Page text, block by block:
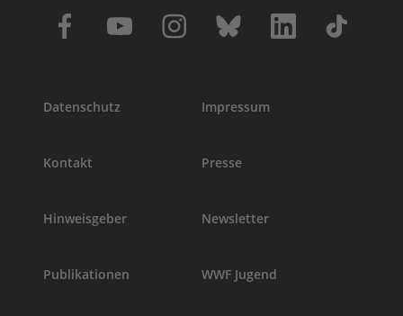
Datenschutz Impressum
Kontakt Presse
Hinweisgeber Newsletter
Publikationen WWF Jugend